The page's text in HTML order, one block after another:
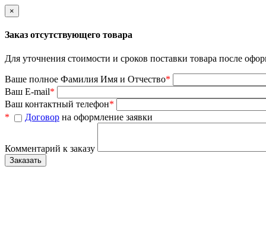
×
Заказ отсутствующего товара
Для уточнения стоимости и сроков поставки товара после
Ваше полное Фамилия Имя и Отчество*
Ваш E-mail*
Ваш контактный телефон*
*
Договор на оформление заявки
Комментарий к заказу